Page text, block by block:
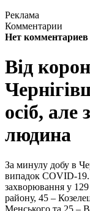
Реклама
Комментарии
Нет комментариев
Від
осіб, але
людина
За минулу добу в
випадок COVID-
захворювання у 129
району, 45 –
Менського та 25 –